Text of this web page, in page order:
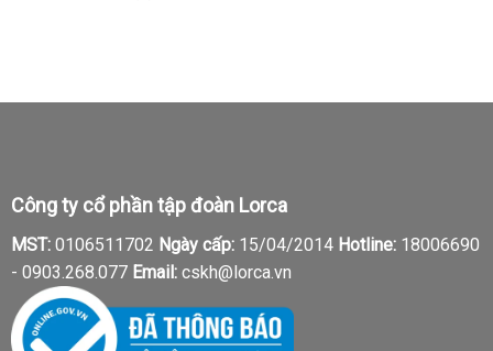
Công ty cổ phần tập đoàn Lorca
MST:0106511702 Ngày cấp:15/04/2014 Hotline:18006690
- 0903.268.077 Email:cskh@lorca.vn